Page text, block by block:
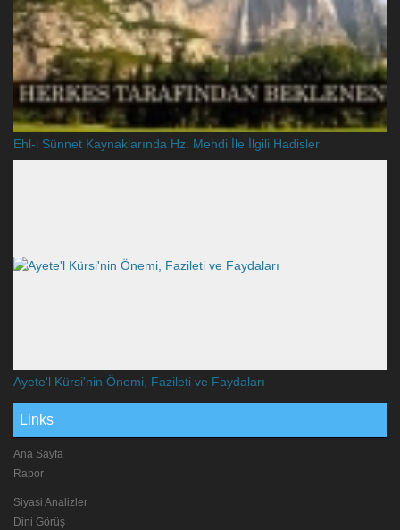
Ehl-i Sünnet Kaynaklarında Hz. Mehdi İle İlgili Hadisler
Ayete'l Kürsi'nin Önemi, Fazileti ve Faydaları
Links
Ana Sayfa
Rapor
Siyasi Analizler
Dini Görüş